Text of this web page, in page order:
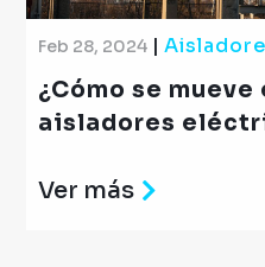
Feb 28, 2024 |
¿Cómo se
aisladores
Ver más